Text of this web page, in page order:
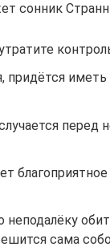
сонник
придётся
перед
благоприятное
сама